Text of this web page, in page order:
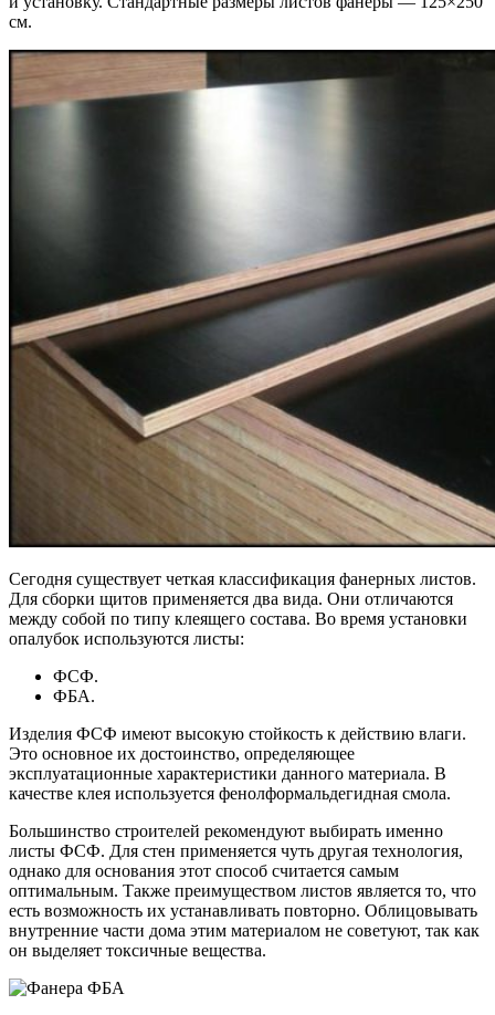
см.
Сегодня существует четкая классификация фанерных листов.
Для сборки щитов применяется два вида. Они отличаются
между собой по типу клеящего состава. Во время установки
опалубок используются листы:
ФСФ.
ФБА.
Изделия ФСФ имеют высокую стойкость к действию влаги.
Это основное их достоинство, определяющее
эксплуатационные характеристики данного материала. В
качестве клея используется фенолформальдегидная смола.
Большинство строителей рекомендуют выбирать именно
листы ФСФ. Для стен применяется чуть другая технология,
однако для основания этот способ считается самым
оптимальным. Также преимуществом листов является то, что
есть возможность их устанавливать повторно. Облицовывать
внутренние части дома этим материалом не советуют, так как
он выделяет токсичные вещества.